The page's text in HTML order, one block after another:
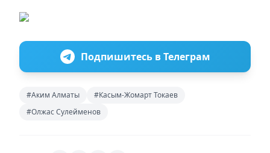
Подпишитесь в Телеграм
#Аким Алматы
#Касым-Жомарт Токаев
#Олжас Сулейменов